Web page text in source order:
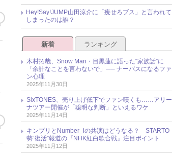
Hey!Say!JUMP山田涼介に「痩せろブス」と言われて
しまったのは誰？
新着 ランキング
木村拓哉、Snow Man・目黒蓮に語った“家族話”に
「余計なことを言わないで」── ナーバスになるファ
ン心理
2025年11月30日
SixTONES、売り上げ低下でファン嘆くも……アリー
ナツアー開催が「聡明な判断」といえるワケ
2025年11月14日
キンプリとNumber_iの共演はどうなる？ STARTO
勢“復活”報道の『NHK紅白歌合戦』注目ポイント
2025年11月12日